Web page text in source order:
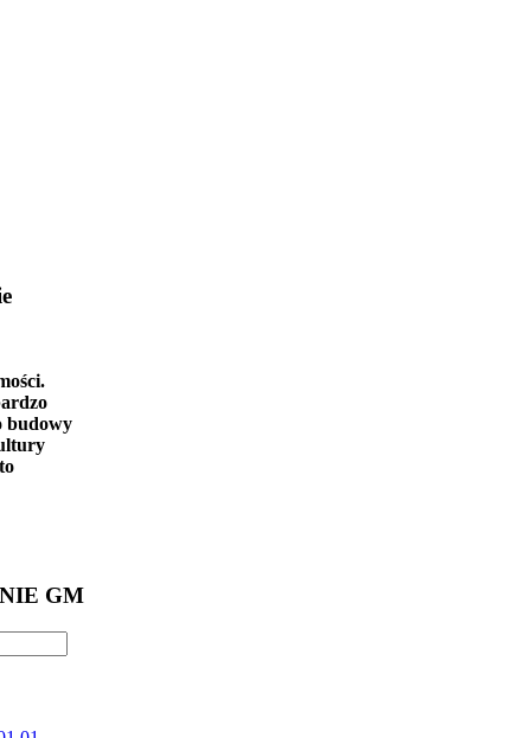
budowy
GM